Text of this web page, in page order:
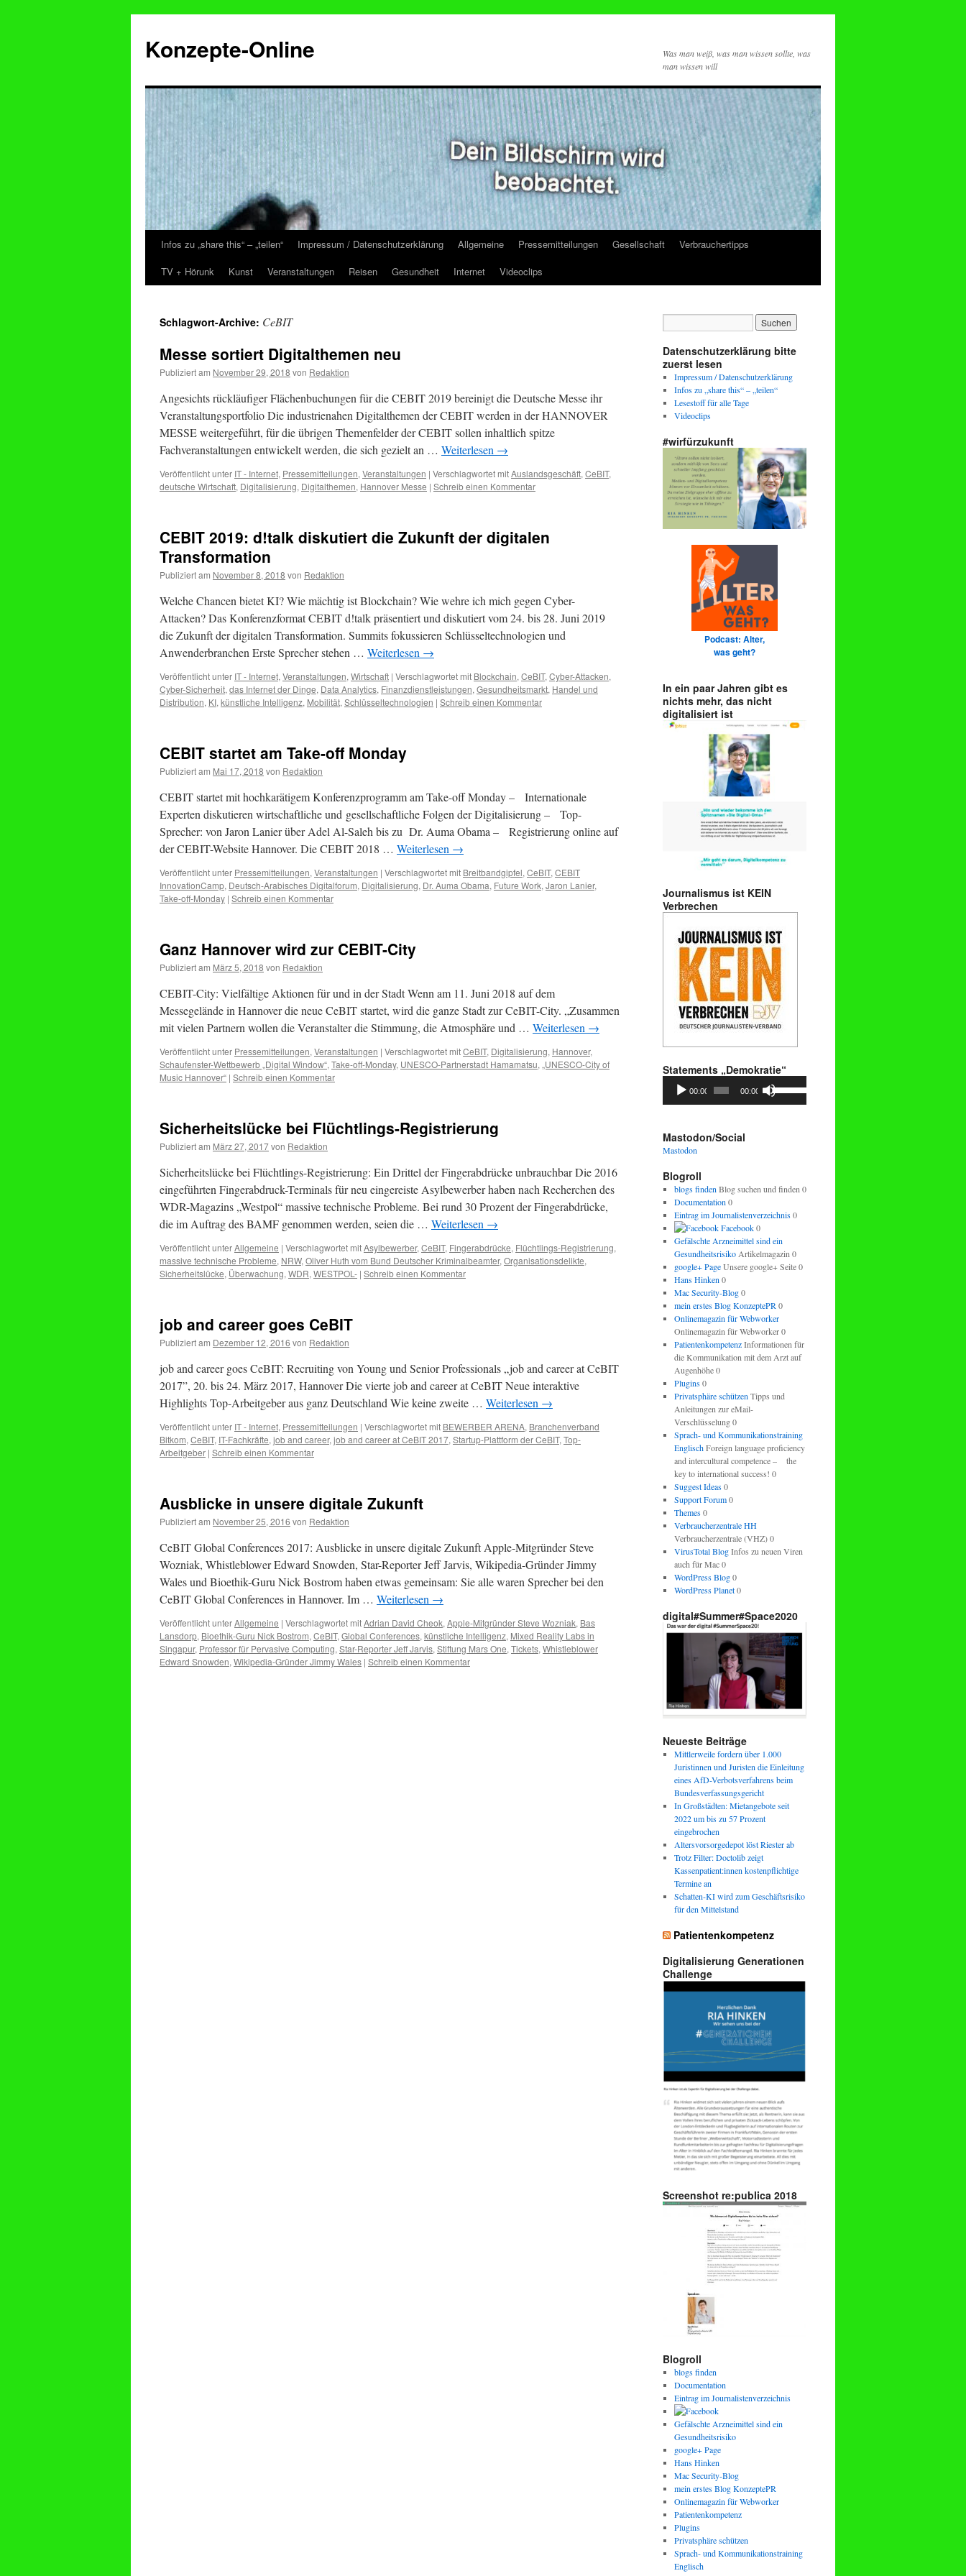
Konzepte-Online
Was man weiß, was man wissen sollte, was
man wissen will
Zum
Inhalt
Infos zu „share this“ – „teilen“ Impressum / Datenschutzerklärung Allgemeine Pressemitteilungen Gesellschaft
Verbrauchertipps
TV + Hörunk
Kunst Veranstaltungen Reisen Gesundheit Internet Videoclips
Schlagwort-Archive: CeBIT
Messe sortiert Digitalthemen neu
Publiziert am November 29, 2018 von Redaktion
Angesichts rückläufiger Flächenbuchungen für die CEBIT 2019 bereinigt die Deutsche Messe ihr
Veranstaltungsportfolio Die industrienahen Digitalthemen der CEBIT werden in der HANNOVER
MESSE weitergeführt, für die übrigen Themenfelder der CEBIT sollen inhaltlich spitze
Fachveranstaltungen entwickelt werden, die sich gezielt an … Weiterlesen →
Veröffentlicht unter IT - Internet, Pressemitteilungen, Veranstaltungen | Verschlagwortet mitAuslandsgeschäft, CeBIT,
deutsche Wirtschaft, Digitalisierung, Digitalthemen, Hannover Messe | Schreib einen Kommentar
CEBIT 2019: d!talk diskutiert die Zukunft der digitalen
Transformation
Publiziert am November 8, 2018 von Redaktion
Welche Chancen bietet KI? Wie mächtig ist Blockchain? Wie wehre ich mich gegen Cyber-
Attacken? Das Konferenzformat CEBIT d!talk präsentiert und diskutiert vom 24. bis 28. Juni 2019
die Zukunft der digitalen Transformation. Summits fokussieren Schlüsseltechnologien und
Anwenderbranchen Erste Sprecher stehen … Weiterlesen →
Veröffentlicht unter IT - Internet, Veranstaltungen, Wirtschaft | Verschlagwortet mit Blockchain, CeBIT, Cyber-Attacken,
Cyber-Sicherheit, das Internet der Dinge, Data Analytics, Finanzdienstleistungen, Gesundheitsmarkt, Handel und
Distribution, KI, künstliche Intelligenz, Mobilität, Schlüsseltechnologien | Schreib einen Kommentar
CEBIT startet am Take-off Monday
Publiziert am Mai 17, 2018 von Redaktion
CEBIT startet mit hochkarätigem Konferenzprogramm am Take-off Monday – Internationale
Experten diskutieren wirtschaftliche und gesellschaftliche Folgen der Digitalisierung – Top-
Sprecher: von Jaron Lanier über Adel Al-Saleh bis zu Dr. Auma Obama – Registrierung online auf
der CEBIT-Website Hannover. Die CEBIT 2018 … Weiterlesen →
Veröffentlicht unter Pressemitteilungen, Veranstaltungen | Verschlagwortet mit Breitbandgipfel, CeBIT, CEBIT
InnovationCamp, Deutsch-Arabisches Digitalforum, Digitalisierung, Dr. Auma Obama, Future Work, Jaron Lanier,
Take-off-Monday | Schreib einen Kommentar
Ganz Hannover wird zur CEBIT-City
Publiziert am März 5, 2018 von Redaktion
CEBIT-City: Vielfältige Aktionen für und in der Stadt Wenn am 11. Juni 2018 auf dem
Messegelände in Hannover die neue CeBIT startet, wird die ganze Stadt zur CeBIT-City. „Zusammen
mit vielen Partnern wollen die Veranstalter die Stimmung, die Atmosphäre und … Weiterlesen →
Veröffentlicht unter Pressemitteilungen, Veranstaltungen | Verschlagwortet mitCeBIT, Digitalisierung, Hannover,
Schaufenster-Wettbewerb „Digital Window“, Take-off-Monday, UNESCO-Partnerstadt Hamamatsu, „UNESCO-City of
Music Hannover“ | Schreib einen Kommentar
Sicherheitslücke bei Flüchtlings-Registrierung
Publiziert am März 27, 2017von Redaktion
Sicherheitslücke bei Flüchtlings-Registrierung: Ein Drittel der Fingerabdrücke unbrauchbar Die 2016
eingeführten Fingerabdruck-Terminals für neu eingereiste Asylbewerber haben nach Recherchen des
WDR-Magazins „Westpol“ massive technische Probleme. Bei rund 30 Prozent der Fingerabdrücke,
die im Auftrag des BAMF genommen werden, seien die … Weiterlesen →
Veröffentlicht unterAllgemeine | Verschlagwortet mitAsylbewerber, CeBIT, Fingerabdrücke, Flüchtlings-Registrierung,
massive technische Probleme, NRW, Oliver Huth vom Bund Deutscher Kriminalbeamter, Organisationsdelikte,
Sicherheitslücke, Überwachung, WDR, WESTPOL- | Schreib einen Kommentar
job and career goes CeBIT
Publiziert am Dezember 12, 2016 von Redaktion
job and career goes CeBIT: Recruiting von Young und Senior Professionals „job and career at CeBIT
2017”, 20. bis 24. März 2017, Hannover Die vierte job and career at CeBIT Neue interaktive
Highlights Top-Arbeitgeber aus ganz Deutschland Wie keine zweite … Weiterlesen →
Veröffentlicht unter IT - Internet, Pressemitteilungen | Verschlagwortet mit BEWERBER ARENA, Branchenverband
Bitkom, CeBIT, IT-Fachkräfte, job and career, job and career at CeBIT 2017, Startup-Plattform der CeBIT, Top-
Arbeitgeber | Schreib einen Kommentar
Ausblicke in unsere digitale Zukunft
Publiziert am November 25, 2016 von Redaktion
CeBIT Global Conferences 2017: Ausblicke in unsere digitale Zukunft Apple-Mitgründer Steve
Wozniak, Whistleblower Edward Snowden, Star-Reporter Jeff Jarvis, Wikipedia-Gründer Jimmy
Wales und Bioethik-Guru Nick Bostrom haben etwas gemeinsam: Sie alle waren Sprecher bei den
CeBIT Global Conferences in Hannover. Im … Weiterlesen →
Veröffentlicht unterAllgemeine | Verschlagwortet mitAdrian David Cheok, Apple-Mitgründer Steve Wozniak, Bas
Lansdorp, Bioethik-Guru Nick Bostrom, CeBIT, Global Conferences, künstliche Intelligenz, Mixed Reality Labs in
Singapur, Professor für Pervasive Computing, Star-Reporter Jeff Jarvis, Stiftung Mars One, Tickets, Whistleblower
Edward Snowden, Wikipedia-Gründer Jimmy Wales | Schreib einen Kommentar
Datenschutzerklärung bitte
zuerst lesen
Impressum / Datenschutzerklärung
Infos zu „share this“ – „teilen“
Lesestoff für alle Tage
Videoclips
#wirfürzukunft
Podcast: Alter,
was geht?
In ein paar Jahren gibt es
nichts mehr, das nicht
digitalisiert ist
Journalismus ist KEIN
Verbrechen
Statements „Demokratie“
Audio-
Player
00:00 00:00
Hoch/Runter
benutzen,
Mastodon/Social
Mastodon
Blogroll
blogs finden Blog suchen und finden 0
Documentation 0
Eintrag im Journalistenverzeichnis0
Facebook0
Gefälschte Arzneimittel sind ein
GesundheitsrisikoArtikelmagazin 0
google+ PageUnsere google+ Seite 0
Hans Hinken 0
Mac Security-Blog0
mein erstes Blog KonzeptePR 0
Onlinemagazin für Webworker
Onlinemagazin für Webworker 0
PatientenkompetenzInformationen für
die Kommunikation mit dem Arzt auf
Augenhöhe 0
Plugins0
Privatsphäre schützen Tipps und
Anleitungen zur eMail-
Verschlüsselung 0
Sprach- und Kommunikationstraining
EnglischForeign language proficiency
and intercultural competence – the
key to international success! 0
Suggest Ideas0
Support Forum0
Themes0
Verbraucherzentrale HH
Verbraucherzentrale (VHZ) 0
VirusTotal BlogInfos zu neuen Viren
auch für Mac 0
WordPress Blog0
WordPress Planet0
digital#Summer#Space2020
Neueste Beiträge
Mittlerweile fordern über 1.000
Juristinnen und Juristen die Einleitung
eines AfD-Verbotsverfahrens beim
Bundesverfassungsgericht
In Großstädten: Mietangebote seit
2022 um bis zu 57 Prozent
eingebrochen
Altersvorsorgedepot löst Riester ab
Trotz Filter: Doctolib zeigt
Kassenpatient:innen kostenpflichtige
Termine an
Schatten-KI wird zum Geschäftsrisiko
für den Mittelstand
Patientenkompetenz
Digitalisierung Generationen
Challenge
Screenshot re:publica 2018
Blogroll
blogs finden
Documentation
Eintrag im Journalistenverzeichnis
Gefälschte Arzneimittel sind ein
Gesundheitsrisiko
google+ Page
Hans Hinken
Mac Security-Blog
mein erstes Blog KonzeptePR
Onlinemagazin für Webworker
Patientenkompetenz
Plugins
Privatsphäre schützen
Sprach- und Kommunikationstraining
Englisch